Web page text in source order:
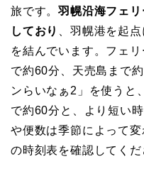
旅です。羽幌沿海フェ
しており
、羽幌港を起
を結んでいます。フェ
で約60分、天売島まで
ンらいなぁ2」を使うと
で約60分と、より短い
や便数は季節によって
の時刻表を確認してくだ